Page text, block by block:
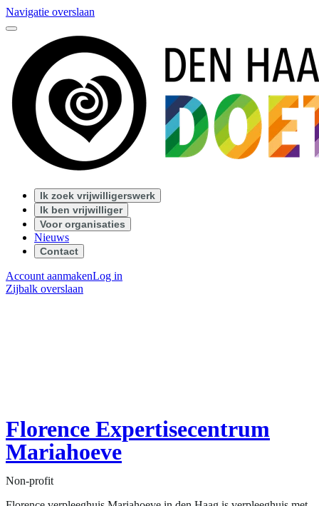
Navigatie overslaan
Ik zoek vrijwilligerswerk
Ik ben vrijwilliger
Voor organisaties
Nieuws
Contact
Account aanmakenLog in
Zijbalk overslaan
Florence Expertisecentrum
Mariahoeve
Non-profit